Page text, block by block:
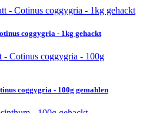
coggygria - 1kg gehackt
coggygria - 100g gemahlen